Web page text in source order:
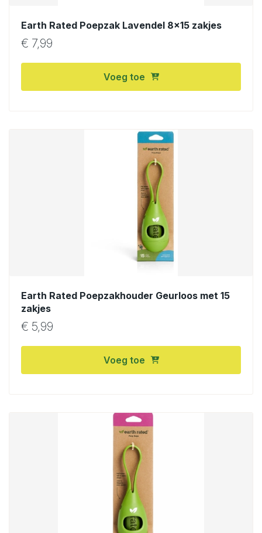
Earth Rated Poepzak Lavendel 8×15 zakjes
€ 7,99
Voeg toe
Earth Rated Poepzakhouder Geurloos met 15
zakjes
€ 5,99
Voeg toe